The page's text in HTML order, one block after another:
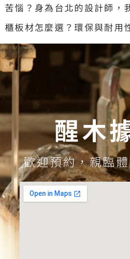
苦惱？身為台北的設計師，
櫃板材怎麼選？環保與耐
醒木
歡迎預約，親臨